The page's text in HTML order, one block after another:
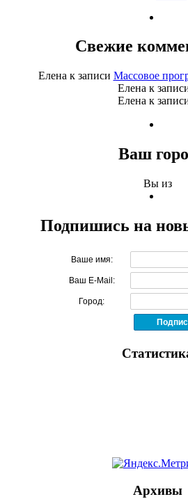
Свежие
Елена к записи Массовое
Елена к
Елена к
Ваш
Вы из
Подпишись на
Ваше имя:
Ваш E-Mail:
Город:
Архивы